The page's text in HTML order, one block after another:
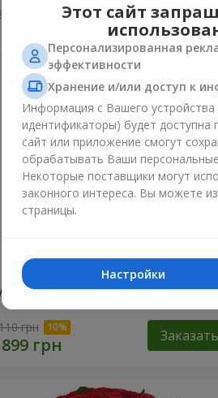
грн Заказать
"15 разноцветных
грн Заказать
Этот сайт
Персонализированная
эффективности
Хранение и/или доступ к
Информация с Вашего
идентификаторы) будет
сайт или приложение смогут
обрабатывать Ваши
Некоторые поставщики могут
законного интереса. Вы можете
страницы.
Настройки